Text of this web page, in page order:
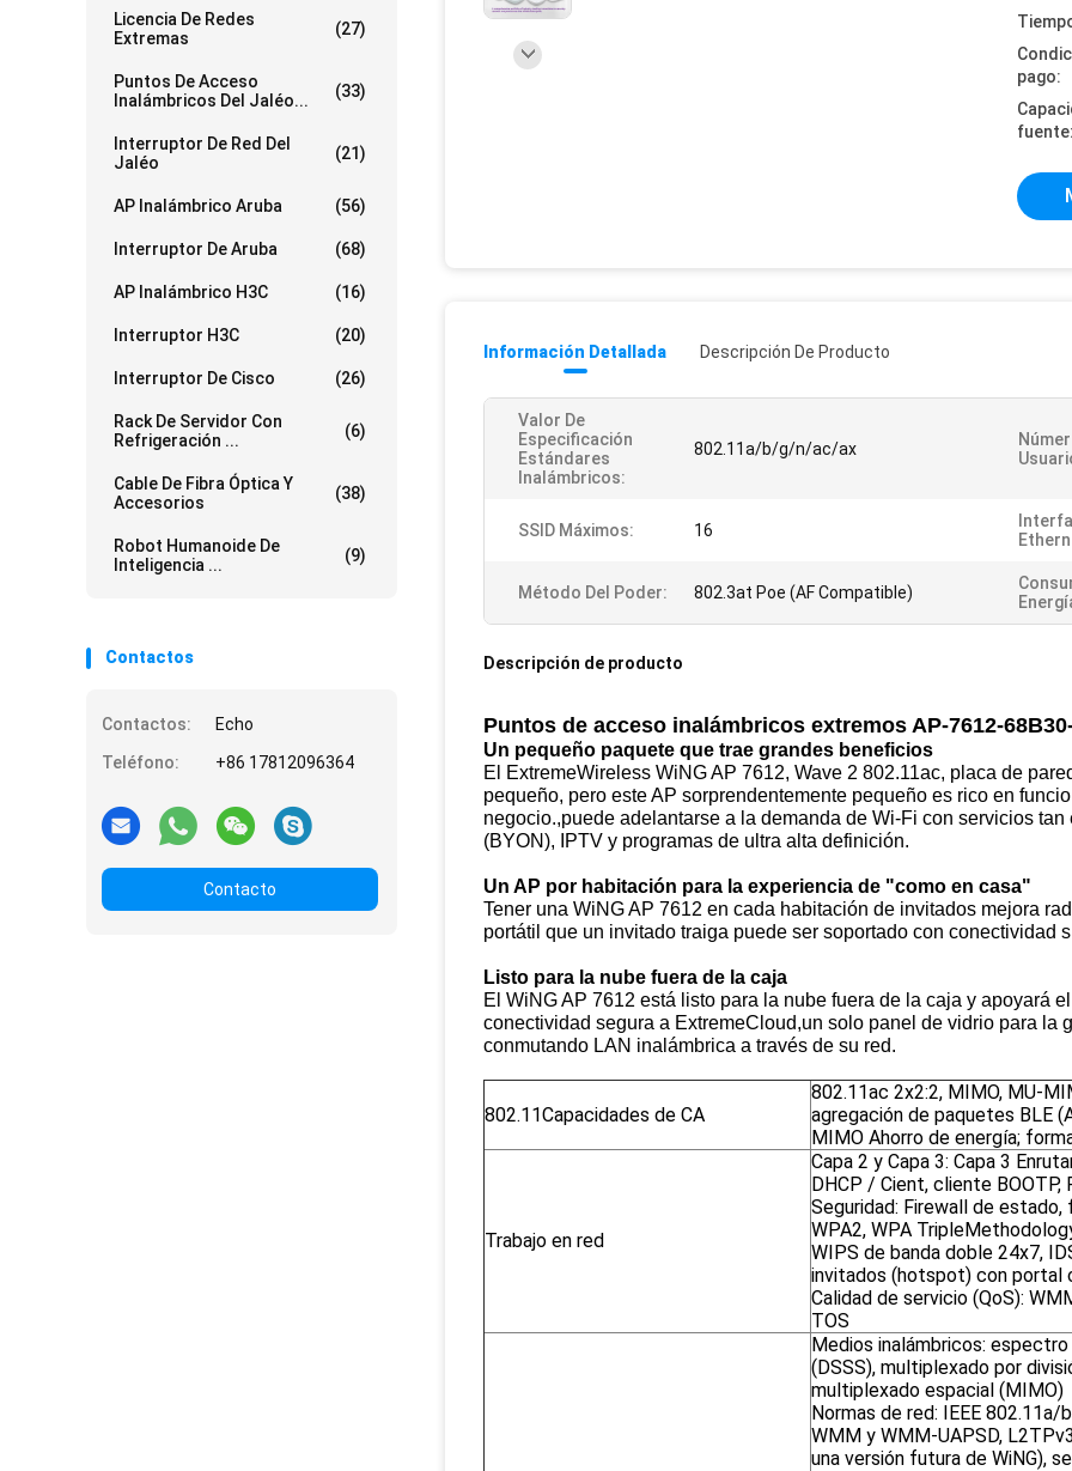
Licencia De Redes
Extremas
(27)
Puntos De Acceso
Inalámbricos Del Jaléo...
(33)
Interruptor De Red Del
Jaléo
(21)
AP Inalámbrico Aruba (56)
Interruptor De Aruba (68)
AP Inalámbrico H3C (16)
Interruptor H3C (20)
Interruptor De Cisco (26)
Rack De Servidor Con
Refrigeración ...
(6)
Cable De Fibra Óptica Y
Accesorios
(38)
Robot Humanoide De
Inteligencia ...
(9)
Contactos
Contactos:
Echo
Teléfono:
+86 17812096364
Contacto
pago:
Información Detallada Descripción De Producto
Valor De
Especificación
Estándares
Inalámbricos:
802.11a/b/g/n/ac/ax
SSID Máximos: 16
Método Del Poder: 802.3at Poe (AF Compatible)
Descripción de producto
Puntos de acceso inalámbricos extremos AP-7612-
Un pequeño paquete que trae grandes beneficios
El ExtremeWireless WiNG AP 7612, Wave 2 802.11ac, placa de
pequeño, pero este AP sorprendentemente pequeño es rico en
negocio.,puede adelantarse a la demanda de Wi-Fi con servicios
(BYON), IPTV y programas de ultra alta definición.
Un AP por habitación para la experiencia de "como en casa"
Tener una WiNG AP 7612 en cada habitación de invitados mejora
portátil que un invitado traiga puede ser soportado con conectividad
Listo para la nube fuera de la caja
El WiNG AP 7612 está listo para la nube fuera de la caja y apoyará
conectividad segura a ExtremeCloud,un solo panel de vidrio para la
conmutando LAN inalámbrica a través de su red.
802.11Capacidades de CA
802.11ac 2x2:2, MIMO, MU-
agregación de paquetes BLE
MIMO Ahorro de energía;
Trabajo en red
Capa 2 y Capa 3: Capa 3
DHCP / Cient, cliente BOOTP,
Seguridad: Firewall de estado,
WPA2, WPA
WIPS de banda doble 24x7,
invitados (hotspot) con portal
Calidad de servicio (QoS):
TOS
Medios inalámbricos:
(DSSS), multiplexado por
multiplexado espacial (MIMO)
Normas de red: IEEE
WMM y WMM-UAPSD,
una versión futura de WiNG),